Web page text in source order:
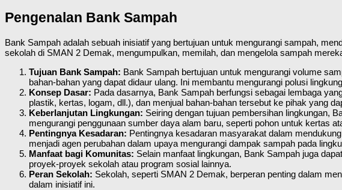
Pengenalan Bank Sampah
Bank Sampah adalah sebuah inisiatif yang bertujuan untuk mengurangi sampah,
sekolah di SMAN 2 Demak, mengumpulkan, memilah, dan mengelola sampah
Tujuan Bank Sampah: Bank Sampah bertujuan untuk mengurangi volume
bahan-bahan yang dapat didaur ulang. Ini membantu mengurangi polusi
Konsep Dasar: Pada dasarnya, Bank Sampah berfungsi sebagai lembaga
plastik, kertas, logam, dll.), dan menjual bahan-bahan tersebut ke pihak yang
Keberlanjutan Lingkungan: Seiring dengan tujuan pembersihan lingkungan,
mengurangi penggunaan sumber daya alam baru, seperti pohon untuk kertas
Pentingnya Kesadaran: Pentingnya kesadaran masyarakat dalam
menjadi agen perubahan dalam upaya mengurangi dampak sampah pada
Manfaat bagi Komunitas: Selain manfaat lingkungan, Bank Sampah juga
proyek-proyek sekolah atau program sosial lainnya.
Peran Sekolah: Sekolah, seperti SMAN 2 Demak, berperan penting dalam
dalam inisiatif ini.